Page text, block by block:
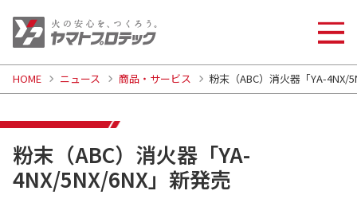
粉末（ABC）消火器「YA-
4NX/5NX/6NX」新発売
HOME ニュース 商品・サービス 粉末（ABC）消火器「YA-4NX/